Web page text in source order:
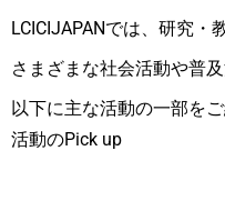
LCICIJAPANでは、研究・
さまざまな社会活動や普
以下に主な活動の一部をご
活動のPick up